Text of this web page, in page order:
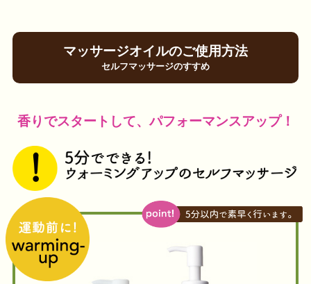
マッサージオイルのご使用方法
セルフマッサージのすすめ
香りでスタートして、パフォーマンスアップ！